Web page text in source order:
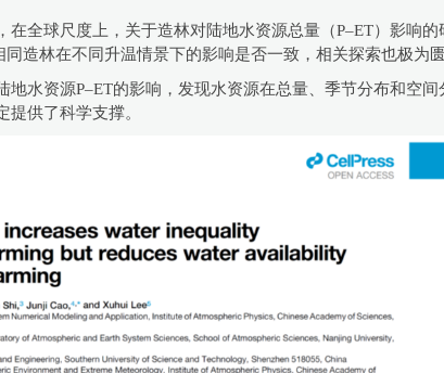
全球尺度上，关于造林对陆地水资源总量（P–ET）影响
造林在不同升温情景下的影响是否一致，相关探索也极为匮
水资源P–ET的影响，发现水资源在总量、季节分布和空
供了科学支撑。